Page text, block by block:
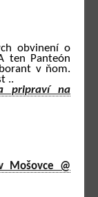
obvinení o
ten Panteón
v ňom.
..
pripraví na
Mošovce @